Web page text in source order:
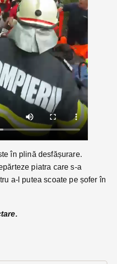
în plină desfășurare.
piatra care s-a
a-l putea scoate pe șofer în